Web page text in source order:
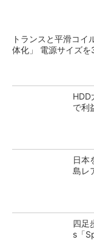
トランスと平滑コイ
体化」 電源サイズを
HDD
で利
日本
島レ
四足
s「